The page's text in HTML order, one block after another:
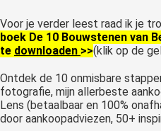
Voor je verder leest raad ik je
boek De 10 Bouwstenen van
te downloaden >>(klik op de
Ontdek de 10 onmisbare
fotografie, mijn allerbeste
Lens (betaalbaar en 100%
door aankoopadviezen, 50+